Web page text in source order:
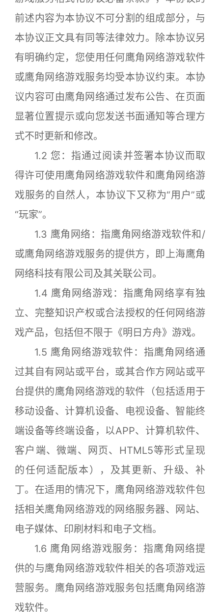
前述内容为本协议不可分割的组成部分，与
本协议正文具有同等法律效力。除本协议另
有明确约定，您使用任何鹰角网络游戏软件
或鹰角网络游戏服务均受本协议约束。本协
议内容可由鹰角网络通过发布公告、在页面
显著位置提示或向您发送书面通知等合理方
式不时更新和修改。
1.2 您：指通过阅读并签署本协议而取
得许可使用鹰角网络游戏软件和鹰角网络游
戏服务的自然人，本协议下又称为“用户”或
“玩家”。
1.3 鹰角网络：指鹰角网络游戏软件和/
或鹰角网络游戏服务的提供方，即上海鹰角
网络科技有限公司及其关联公司。
1.4 鹰角网络游戏：指鹰角网络享有独
立、完整知识产权或合法授权的任何网络游
戏产品，包括但不限于《明日方舟》游戏。
1.5 鹰角网络游戏软件：指鹰角网络通
过其自有网站或平台，或其合作方网站或平
台提供的鹰角网络游戏的软件（包括适用于
移动设备、计算机设备、电视设备、智能终
端设备等终端设备，以APP、计算机软件、
客户端、微端、网页、HTML5等形式呈现
的任何适配版本），及其更新、升级、补
丁。在适用的情况下，鹰角网络游戏软件包
括相关鹰角网络游戏的网络服务器、网站、
电子媒体、印刷材料和电子文档。
1.6 鹰角网络游戏服务：指鹰角网络提
供的与鹰角网络游戏软件相关的各项游戏运
营服务。鹰角网络游戏服务包括鹰角网络游
戏软件。